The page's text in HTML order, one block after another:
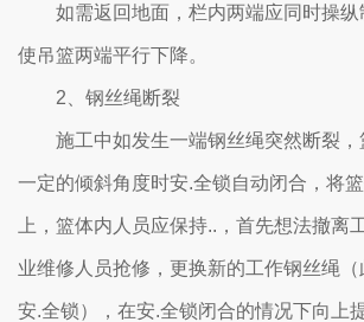
如需返回地面，栏内两端应同时操纵
使吊篮两端平行下降。
2、钢丝绳断裂
施工中如发生一端钢丝绳突然断裂，
一定的倾斜角度时安.全锁自动闭合，将
上，篮体内人员应保持..，首先想法撤离
业维修人员抢修，更换新的工作钢丝绳
安.全锁），在安.全锁闭合的情况下向上